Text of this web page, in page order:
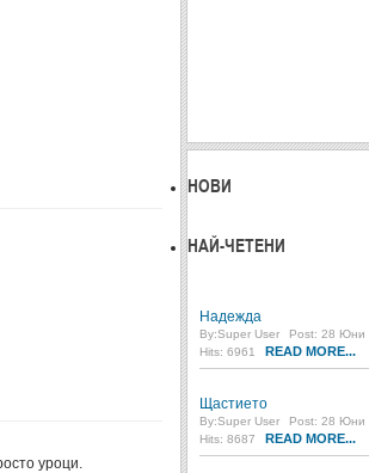
уроци.
НОВИ
НАЙ-ЧЕТЕНИ
Надежда
By:Super User
Post: 28 Юни
Hits: 6961
READ MORE...
Щастието
By:Super User
Post: 28 Юни
Hits: 8687
READ MORE...